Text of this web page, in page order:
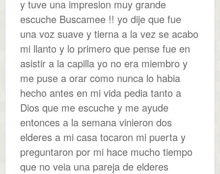
y tuve una impresion muy grande
escuche Buscamee !! yo dije que fue
una voz suave y tierna a la vez se acabo
mi llanto y lo primero que pense fue en
asistir a la capilla yo no era miembro y
me puse a orar como nunca lo habia
hecho antes en mi vida pedia tanto a
Dios que me escuche y me ayude
entonces a la semana vinieron dos
elderes a mi casa tocaron mi puerta y
preguntaron por mi hace mucho tiempo
que no veia una pareja de elderes